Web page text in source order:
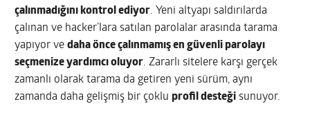
çalınmadığını kontrol ediyor. Yeni altyapı saldırılarda
çalınan ve hacker’lara satılan parolalar arasında tarama
yapıyor vedaha önce çalınmamış en güvenli parolayı
seçmenize yardımcı oluyor. Zararlı sitelere karşı gerçek
zamanlı olarak tarama da getiren yeni sürüm, aynı
zamanda daha gelişmiş bir çokluprofil desteği sunuyor.